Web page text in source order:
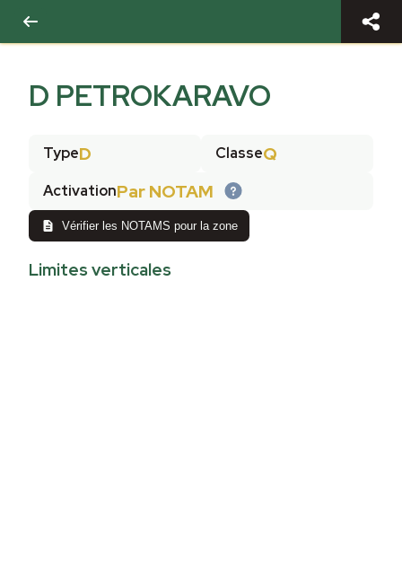
D PETROKARAVO
TypeD ClasseQ
ActivationPar NOTAM
Vérifier les NOTAMS pour la zone
Limites verticales